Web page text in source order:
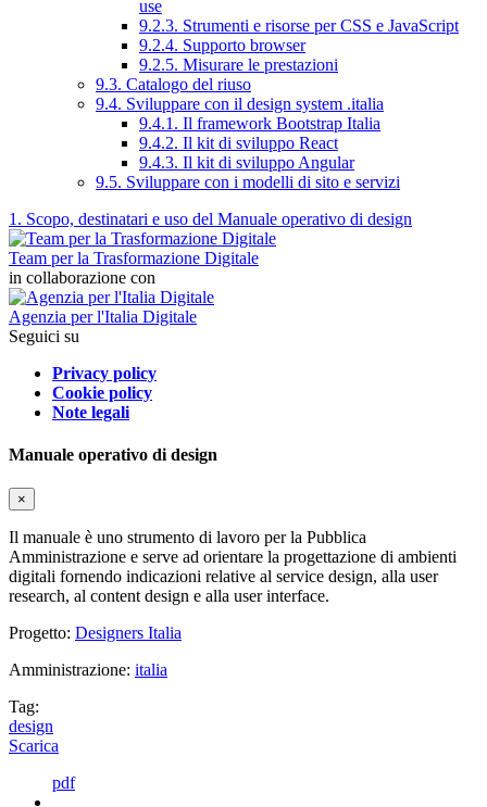
use
9.2.3. Strumenti e risorse per CSS e JavaScript
9.2.4. Supporto browser
9.2.5. Misurare le prestazioni
9.3. Catalogo del riuso
9.4. Sviluppare con il design system .italia
9.4.1. Il framework Bootstrap Italia
9.4.2. Il kit di sviluppo React
9.4.3. Il kit di sviluppo Angular
9.5. Sviluppare con i modelli di sito e servizi
1. Scopo, destinatari e uso del Manuale operativo di design
Team per la Trasformazione Digitale
in collaborazione con
Agenzia per l'Italia Digitale
Seguici su
Privacy policy
Cookie policy
Note legali
Manuale operativo di design
×
Il manuale è uno strumento di lavoro per la Pubblica
Amministrazione e serve ad orientare la progettazione di ambienti
digitali fornendo indicazioni relative al service design, alla user
research, al content design e alla user interface.
Progetto: Designers Italia
Amministrazione: italia
Tag:
design
Scarica
pdf